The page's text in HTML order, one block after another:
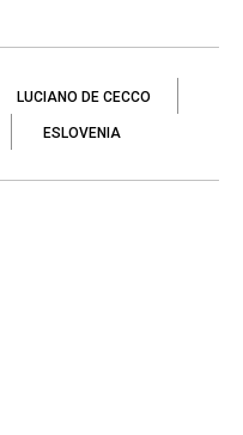
LUCIANO DE CECCO
ESLOVENIA